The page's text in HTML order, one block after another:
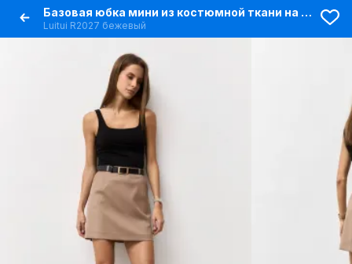
Базовая юбка мини из костюмной ткани на подкладке
Luitui R2027 бежевый